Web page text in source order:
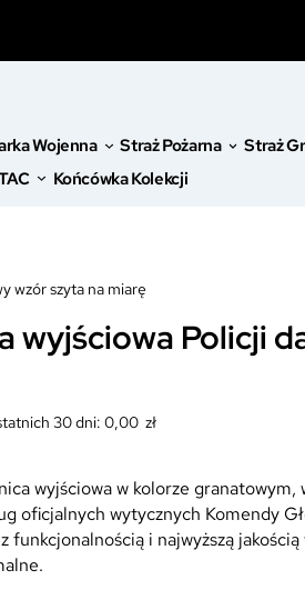
Wojenna Straż Pożarna Straż
Końcówka Kolekcji
wzór szyta na miarę
wyjściowa Policji
30 dni: 0,00 zł
wyjściowa w kolorze
oficjalnych wytycznych Komendy
funkcjonalnością i najwyższą